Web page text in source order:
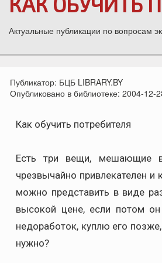
Актуальные публикации по вопросам
Публикатор: БЦБ LIBRARY.BY
Опубликовано в библиотеке: 2004-12-
Как обучить потребителя
Есть три вещи, мешающие
чрезвычайно привлекателен и
можно представить в виде
высокой цене, если потом
недоработок, куплю его
нужно?